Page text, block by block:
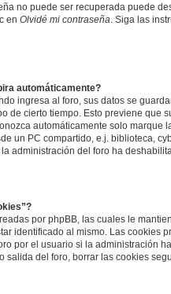
no puede ser recuperada puede
en Olvidé mi contraseña . Siga las
automáticamente?
ingresa al foro, sus datos se
de cierto tiempo. Esto previene que
automáticamente solo marque
un PC compartido, e.j. biblioteca,
administración del foro ha
por phpBB, las cuales le
identificado al mismo. Las cookies
por el usuario si la administración
salida del foro, borrar las cookies